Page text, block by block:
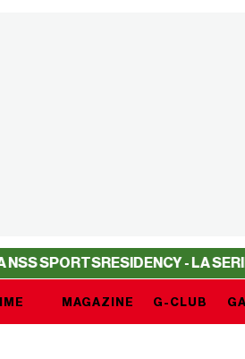
RESIDENCY - LA SERIE A
MAGAZINE G-CLUB